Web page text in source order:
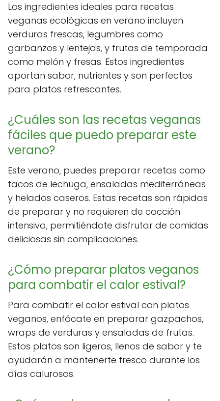
Los ingredientes ideales para recetas
veganas ecológicas en verano incluyen
verduras frescas, legumbres como
garbanzos y lentejas, y frutas de temporada
como melón y fresas. Estos ingredientes
aportan sabor, nutrientes y son perfectos
para platos refrescantes.
¿Cuáles son las recetas veganas
fáciles que puedo preparar este
verano?
Este verano, puedes preparar recetas como
tacos de lechuga, ensaladas mediterráneas
y helados caseros. Estas recetas son rápidas
de preparar y no requieren de cocción
intensiva, permitiéndote disfrutar de comidas
deliciosas sin complicaciones.
¿Cómo preparar platos veganos
para combatir el calor estival?
Para combatir el calor estival con platos
veganos, enfócate en preparar gazpachos,
wraps de verduras y ensaladas de frutas.
Estos platos son ligeros, llenos de sabor y te
ayudarán a mantenerte fresco durante los
días calurosos.